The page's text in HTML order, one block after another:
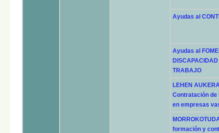
Ayudas al
Ayudas al
TRABAJO
LEHEN
Contratación
en empresas
formación y